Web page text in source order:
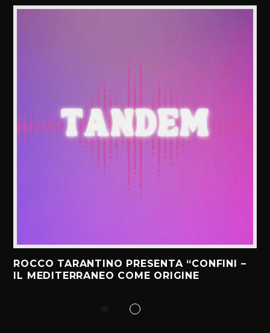
ROCCO TARANTINO PRESENTA “CONFINI –
IL MEDITERRANEO COME ORIGINE